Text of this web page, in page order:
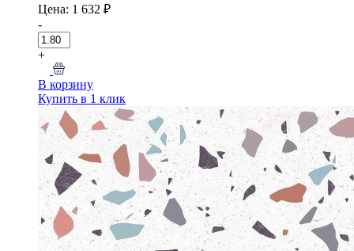
Цена: 1 632 ₽
-
+
В корзину
Купить в 1 клик